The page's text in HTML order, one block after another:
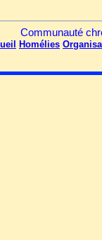
Communauté
Homélies